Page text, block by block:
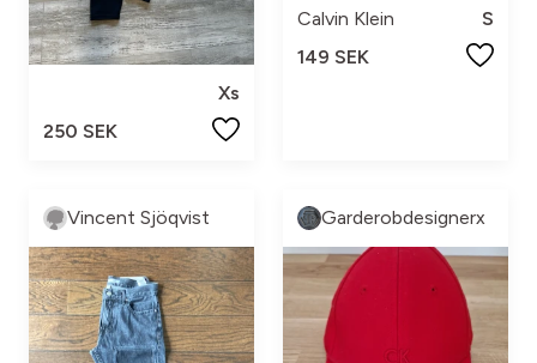
Xs
250 SEK
Calvin Klein
S
149 SEK
Vincent Sjöqvist Garderobdesignerx